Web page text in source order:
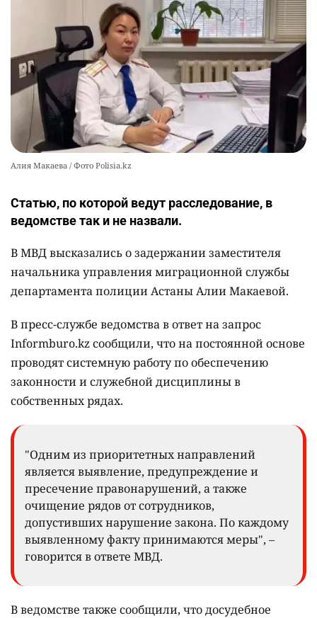
😱 Солдат-срочник упал с четвёртого этажа
казармы в Конаевском гарнизоне
2353 18 41
Алия Макаева / Фото Polisia.kz
Статью, по которой ведут расследование, в
ведомстве так и не назвали.
В МВД высказались о задержании заместителя
начальника управления миграционной службы
департамента полиции Астаны Алии Макаевой.
В пресс-службе ведомства в ответ на запрос
Informburo.kz сообщили, что на постоянной основе
проводят системную работу по обеспечению
законности и служебной дисциплины в
собственных рядах.
"Одним из приоритетных направлений
является выявление, предупреждение и
пресечение правонарушений, а также
очищение рядов от сотрудников,
допустивших нарушение закона. По каждому
выявленному факту принимаются меры", –
говорится в ответе МВД.
В ведомстве также сообщили, что досудебное